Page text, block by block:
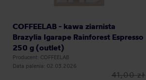
COFFEELAB - kawa ziarnista
Brazylia Igarape Rainforest Espresso
250 g (outlet)
Producent: COFFEELAB
Data palenia: 02.03.2026
41,00 zł